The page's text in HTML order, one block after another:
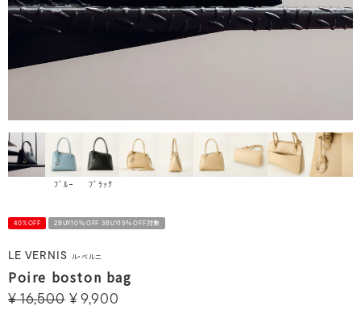
ﾌﾞﾙｰ ﾌﾞﾗｯｸ
40%OFF 2BUY10％OFF 3BUY15％OFF対象
LE VERNIS ル・ベルニ
Poire boston bag
¥ 16,500 ¥ 9,900